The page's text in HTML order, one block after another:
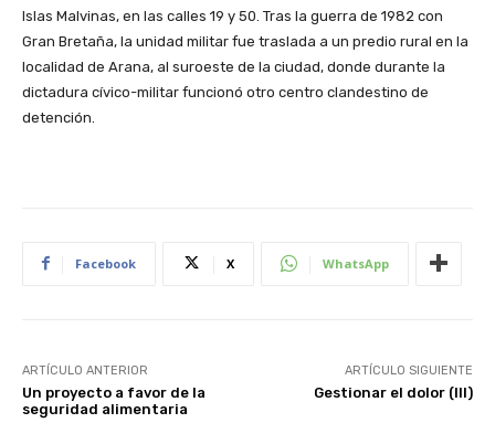
Islas Malvinas, en las calles 19 y 50. Tras la guerra de 1982 con
Gran Bretaña, la unidad militar fue traslada a un predio rural en la
localidad de Arana, al suroeste de la ciudad, donde durante la
dictadura cívico-militar funcionó otro centro clandestino de
detención.
Facebook X WhatsApp
ARTÍCULO ANTERIOR
Un proyecto a favor de la
seguridad alimentaria
ARTÍCULO SIGUIENTE
Gestionar el dolor (III)